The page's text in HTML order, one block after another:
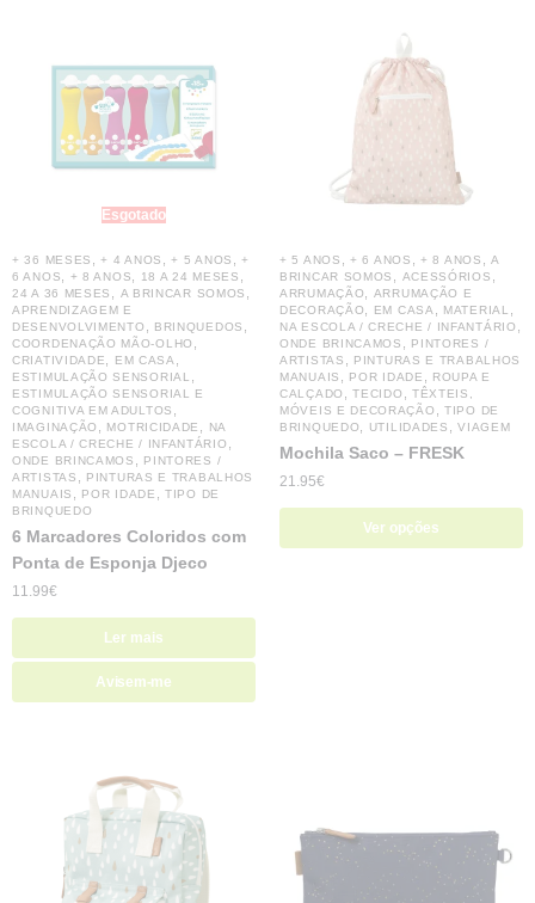
Esgotado
+ 36 MESES ,+ 4 ANOS ,+ 5 ANOS ,+
6 ANOS
+ 8 ANOS 18 A 24 MESES
24 A 36 MESES A BRINCAR SOMOS
APRENDIZAGEM E
DESENVOLVIMENTO
BRINQUEDOS
COORDENAÇÃO MÃO-OLHO
CRIATIVIDADE EM CASA
ESTIMULAÇÃO SENSORIAL
ESTIMULAÇÃO SENSORIAL E
COGNITIVA EM ADULTOS
IMAGINAÇÃO MOTRICIDADE
NA
ESCOLA / CRECHE / INFANTÁRIO
ONDE BRINCAMOS
PINTORES /
ARTISTAS
PINTURAS E TRABALHOS
MANUAIS
POR IDADE ,TIPO DE
BRINQUEDO
6 Marcadores Coloridos com
Ponta de Esponja Djeco
11.99€
Ler mais
Avisem-me
+ 5 ANOS ,+ 6 ANOS ,+ 8 ANOS ,A
BRINCAR SOMOS
ACESSÓRIOS
ARRUMAÇÃO
ARRUMAÇÃO E
DECORAÇÃO
EM CASA MATERIAL
NA ESCOLA / CRECHE / INFANTÁRIO
ONDE BRINCAMOS
PINTORES /
ARTISTAS
PINTURAS E TRABALHOS
MANUAIS
POR IDADE
ROUPA E
CALÇADO
,TECIDO
TÊXTEIS,
MÓVEIS E DECORAÇÃO
,TIPO DE
BRINQUEDO
UTILIDADES ,VIAGEM
Mochila Saco – FRESK
21.95€
Ver opções